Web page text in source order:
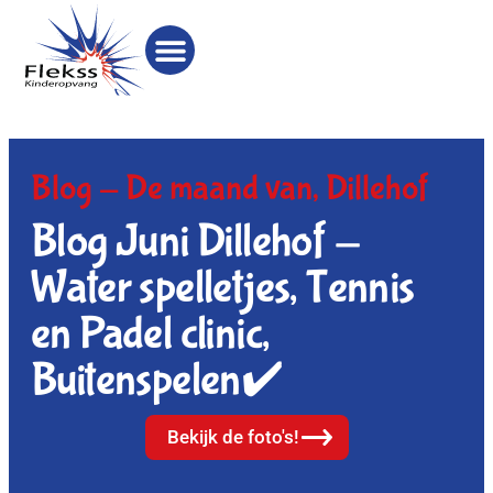
Blog -De maand van, Dillehof
Blog Juni Dillehof -
Water spelletjes, Tennis
en Padel clinic,
Buitenspelen✔️
Bekijk de foto's!